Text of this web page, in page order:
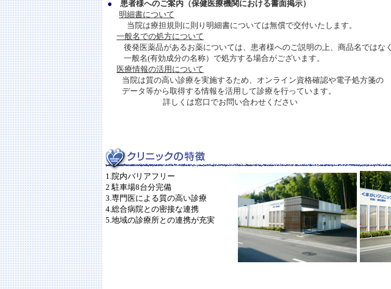
●
患者様へのご案内（保健医療機関における書面掲示）
明細書について
当院は療担規則に則り明細書については無償で交付いたします。
一般名での処方について
後発医薬品があるお薬については、患者様へのご説明の上、商品名ではなく
一般名(有効成分の名称）で処方する場合がございます。
医療情報の活用について
当院は質の高い診療を実施するため、オンライン資格確認や電子処方箋の
データ等から取得する情報を活用して診療を行っています。
詳しくは窓口でお問い合わせください
1.院内バリアフリー
2 駐車場8台分完備
3.専門医による質の高い診療
4.総合病院との密接な連携
5.地域の診療所との連携が充実